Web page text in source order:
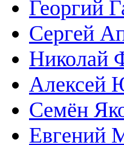
Георгий
Сергей
Николай
Алексей
Семён
Евгений